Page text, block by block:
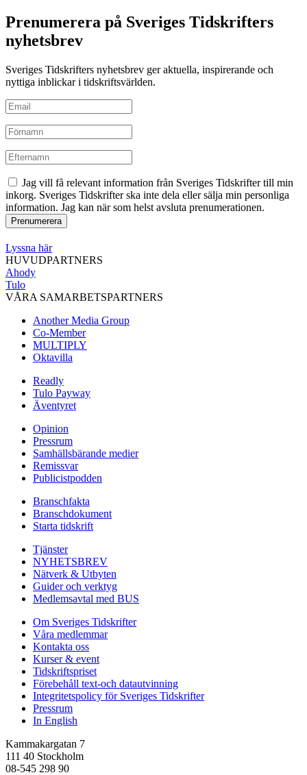
Prenumerera på Sveriges Tidskrifters
nyhetsbrev
Sveriges Tidskrifters nyhetsbrev ger aktuella, inspirerande och
nyttiga inblickar i tidskriftsvärlden.
Jag vill få relevant information från Sveriges Tidskrifter till min
inkorg. Sveriges Tidskrifter ska inte dela eller sälja min personliga
information. Jag kan när som helst avsluta prenumerationen.
Lyssna här
HUVUDPARTNERS
Ahody
Tulo
VÅRA SAMARBETSPARTNERS
Another Media Group
Co-Member
MULTIPLY
Oktavilla
Readly
Tulo Payway
Äventyret
Opinion
Pressrum
Samhällsbärande medier
Remissvar
Publicistpodden
Branschfakta
Branschdokument
Starta tidskrift
Tjänster
NYHETSBREV
Nätverk & Utbyten
Guider och verktyg
Medlemsavtal med BUS
Om Sveriges Tidskrifter
Våra medlemmar
Kontakta oss
Kurser & event
Tidskriftspriset
Förebehåll text-och datautvinning
Integritetspolicy för Sveriges Tidskrifter
Pressrum
In English
Kammakargatan 7
111 40 Stockholm
08-545 298 90